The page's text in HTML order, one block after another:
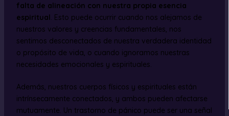
falta de alineación con nuestra propia esencia
espiritual. Esto puede ocurrir cuando nos alejamos de
nuestros valores y creencias fundamentales, nos
sentimos desconectados de nuestra verdadera identidad
o propósito de vida, o cuando ignoramos nuestras
necesidades emocionales y espirituales.
Además, nuestros cuerpos físicos y espirituales están
intrínsecamente conectados, y ambos pueden afectarse
mutuamente. Un trastorno de pánico puede ser una señal